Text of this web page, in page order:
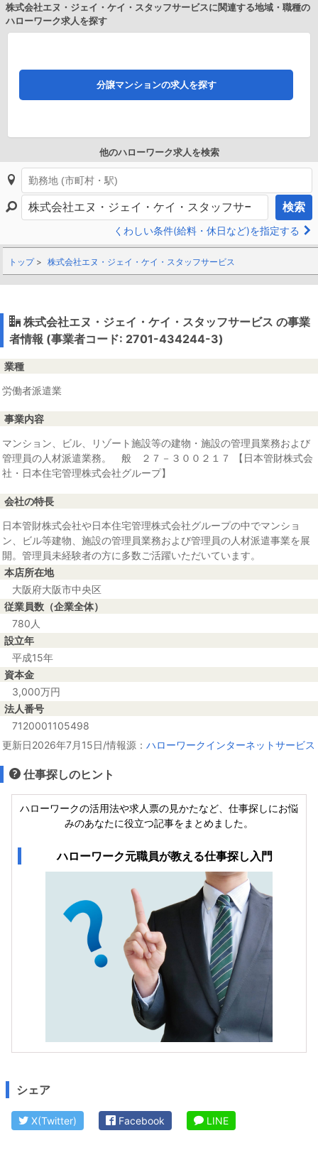
株式会社エヌ・ジェイ・ケイ・スタッフサービスに関連する地域・職種の
ハローワーク求人を探す
分譲マンションの求人を探す
他のハローワーク求人を検索
検索
くわしい条件(給料・休日など)を指定する
トップ 株式会社エヌ・ジェイ・ケイ・スタッフサービス
株式会社エヌ・ジェイ・ケイ・スタッフサービス の事業
者情報 (事業者コード: 2701-434244-3)
業種
労働者派遣業
事業内容
マンション、ビル、リゾート施設等の建物・施設の管理員業務および
管理員の人材派遣業務。 般 ２７－３００２１７ 【日本管財株式会
社・日本住宅管理株式会社グループ】
会社の特長
日本管財株式会社や日本住宅管理株式会社グループの中でマンショ
ン、ビル等建物、施設の管理員業務および管理員の人材派遣事業を展
開。管理員未経験者の方に多数ご活躍いただいています。
本店所在地
大阪府大阪市中央区
従業員数（企業全体）
780人
設立年
平成15年
資本金
3,000万円
法人番号
7120001105498
更新日2026年7月15日/情報源： ハローワークインターネットサービス
仕事探しのヒント
ハローワークの活用法や求人票の見かたなど、仕事探しにお悩
みのあなたに役立つ記事をまとめました。
ハローワーク元職員が教える仕事探し入門
シェア
X(Twitter) Facebook LINE